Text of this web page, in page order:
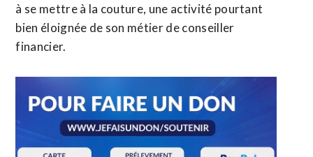
à se mettre à la couture, une activité pourtant
bien éloignée de son métier de conseiller
financier.